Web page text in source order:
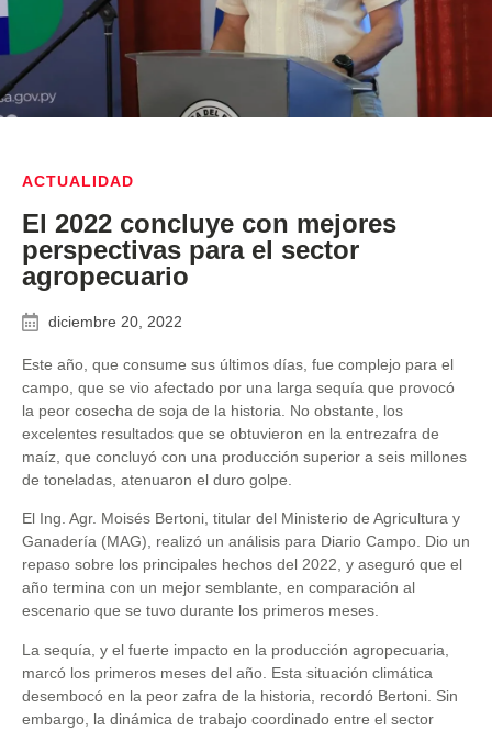
ACTUALIDAD
El 2022 concluye con mejores
perspectivas para el sector
agropecuario
diciembre 20, 2022
Este año, que consume sus últimos días, fue complejo para el
campo, que se vio afectado por una larga sequía que provocó
la peor cosecha de soja de la historia. No obstante, los
excelentes resultados que se obtuvieron en la entrezafra de
maíz, que concluyó con una producción superior a seis millones
de toneladas, atenuaron el duro golpe.
El Ing. Agr. Moisés Bertoni, titular del Ministerio de Agricultura y
Ganadería (MAG), realizó un análisis para Diario Campo. Dio un
repaso sobre los principales hechos del 2022, y aseguró que el
año termina con un mejor semblante, en comparación al
escenario que se tuvo durante los primeros meses.
La sequía, y el fuerte impacto en la producción agropecuaria,
marcó los primeros meses del año. Esta situación climática
desembocó en la peor zafra de la historia, recordó Bertoni. Sin
embargo, la dinámica de trabajo coordinado entre el sector